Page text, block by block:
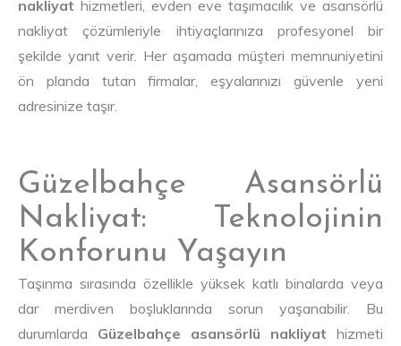
nakliyat hizmetleri, evden eve taşımacılık ve asansörlü
nakliyat çözümleriyle ihtiyaçlarınıza profesyonel bir
şekilde yanıt verir. Her aşamada müşteri memnuniyetini
ön planda tutan firmalar, eşyalarınızı güvenle yeni
adresinize taşır.
Güzelbahçe Asansörlü
Nakliyat: Teknolojinin
Konforunu Yaşayın
Taşınma sırasında özellikle yüksek katlı binalarda veya
dar merdiven boşluklarında sorun yaşanabilir. Bu
durumlarda Güzelbahçe asansörlü nakliyat hizmeti